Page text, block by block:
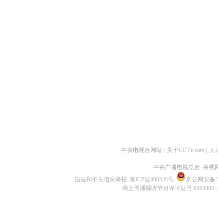
中央电视台网站 关于CCTV.com 人
中央广播电视总台 央视
违法和不良信息举报 京ICP证060535号
京公网安备
网上传播视听节目许可证号 0102002